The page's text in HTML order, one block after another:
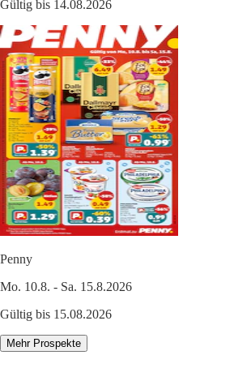
Gültig bis 14.08.2026
Penny
Mo. 10.8. - Sa. 15.8.2026
Gültig bis 15.08.2026
Mehr Prospekte